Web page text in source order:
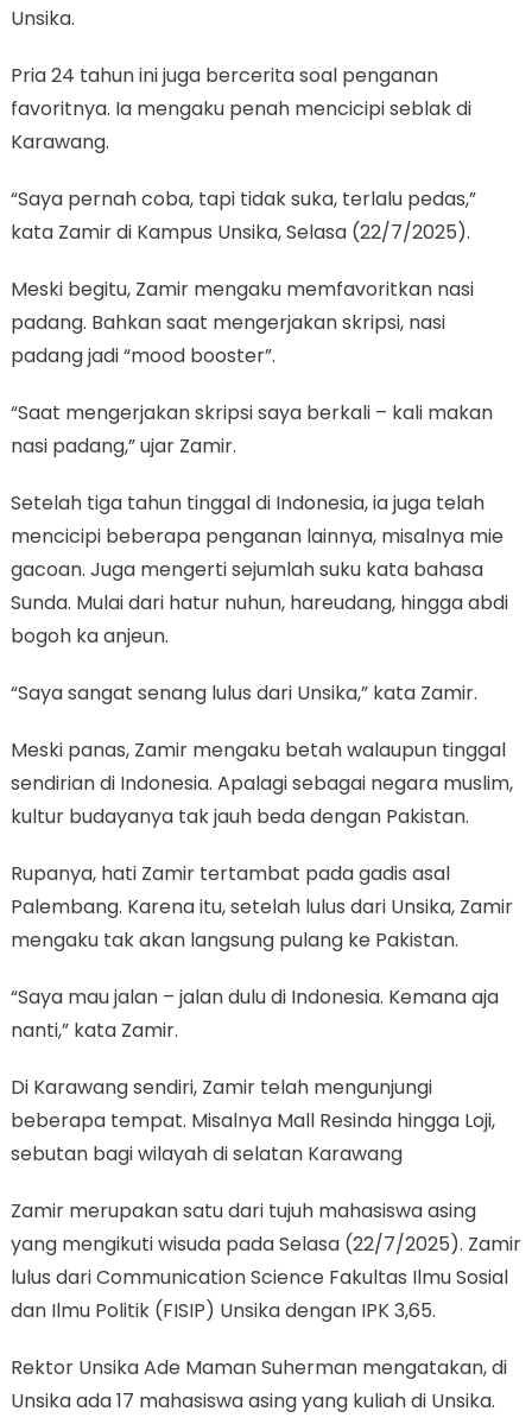
Unsika.
Pria 24 tahun ini juga bercerita soal penganan
favoritnya. Ia mengaku penah mencicipi seblak di
Karawang.
“Saya pernah coba, tapi tidak suka, terlalu pedas,”
kata Zamir di Kampus Unsika, Selasa (22/7/2025).
Meski begitu, Zamir mengaku memfavoritkan nasi
padang. Bahkan saat mengerjakan skripsi, nasi
padang jadi “mood booster”.
“Saat mengerjakan skripsi saya berkali – kali makan
nasi padang,” ujar Zamir.
Setelah tiga tahun tinggal di Indonesia, ia juga telah
mencicipi beberapa penganan lainnya, misalnya mie
gacoan. Juga mengerti sejumlah suku kata bahasa
Sunda. Mulai dari hatur nuhun, hareudang, hingga abdi
bogoh ka anjeun.
“Saya sangat senang lulus dari Unsika,” kata Zamir.
Meski panas, Zamir mengaku betah walaupun tinggal
sendirian di Indonesia. Apalagi sebagai negara muslim,
kultur budayanya tak jauh beda dengan Pakistan.
Rupanya, hati Zamir tertambat pada gadis asal
Palembang. Karena itu, setelah lulus dari Unsika, Zamir
mengaku tak akan langsung pulang ke Pakistan.
“Saya mau jalan – jalan dulu di Indonesia. Kemana aja
nanti,” kata Zamir.
Di Karawang sendiri, Zamir telah mengunjungi
beberapa tempat. Misalnya Mall Resinda hingga Loji,
sebutan bagi wilayah di selatan Karawang
Zamir merupakan satu dari tujuh mahasiswa asing
yang mengikuti wisuda pada Selasa (22/7/2025). Zamir
lulus dari Communication Science Fakultas Ilmu Sosial
dan Ilmu Politik (FISIP) Unsika dengan IPK 3,65.
Rektor Unsika Ade Maman Suherman mengatakan, di
Unsika ada 17 mahasiswa asing yang kuliah di Unsika.